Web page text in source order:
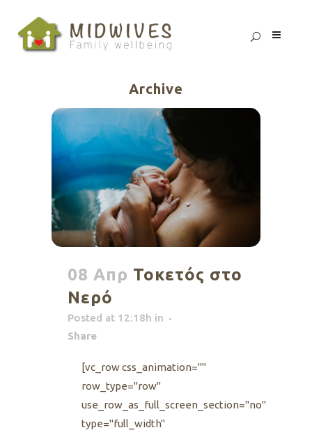
Archive
08 Απρ Τοκετός στο
Νερό
Posted at 12:18h in
Share
[vc_row css_animation=""
row_type="row"
use_row_as_full_screen_section="no"
type="full_width"